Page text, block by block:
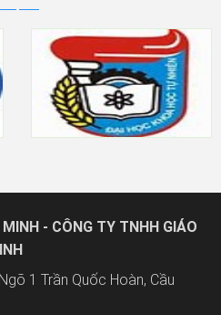
- CÔNG TY TNHH GIÁO
1 Trần Quốc Hoàn, Cầu